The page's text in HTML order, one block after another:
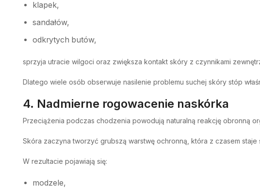
klapek,
sandałów,
odkrytych butów,
sprzyja utracie wilgoci oraz zwiększa kontakt skóry z czynnikami
Dlatego wiele osób obserwuje nasilenie problemu suchej skóry stóp
4. Nadmierne rogowacenie naskórka
Przeciążenia podczas chodzenia powodują naturalną reakcję obronną
Skóra zaczyna tworzyć grubszą warstwę ochronną, która z czasem
W rezultacie pojawiają się:
modzele,